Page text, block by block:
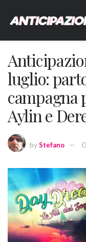
luglio:
campagna
Aylin e
byStefano